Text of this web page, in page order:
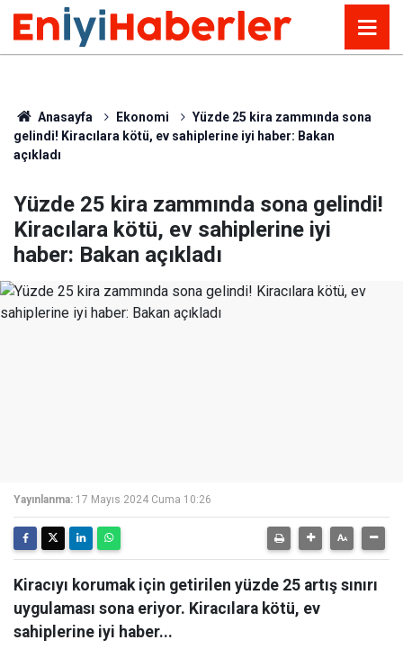
Anasayfa Ekonomi
Yüzde 25 kira zammında sona
gelindi! Kiracılara kötü, ev sahiplerine iyi haber: Bakan
açıkladı
Yüzde 25 kira zammında sona gelindi!
Kiracılara kötü, ev sahiplerine iyi
haber: Bakan açıkladı
Yayınlanma: 17 Mayıs 2024 Cuma 10:26
Kiracıyı korumak için getirilen yüzde 25 artış sınırı
uygulaması sona eriyor. Kiracılara kötü, ev
sahiplerine iyi haber...